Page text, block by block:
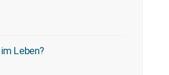
Leben?